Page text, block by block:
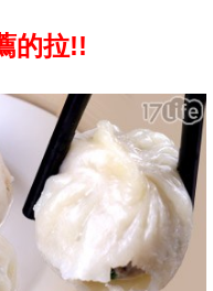
的拉!!